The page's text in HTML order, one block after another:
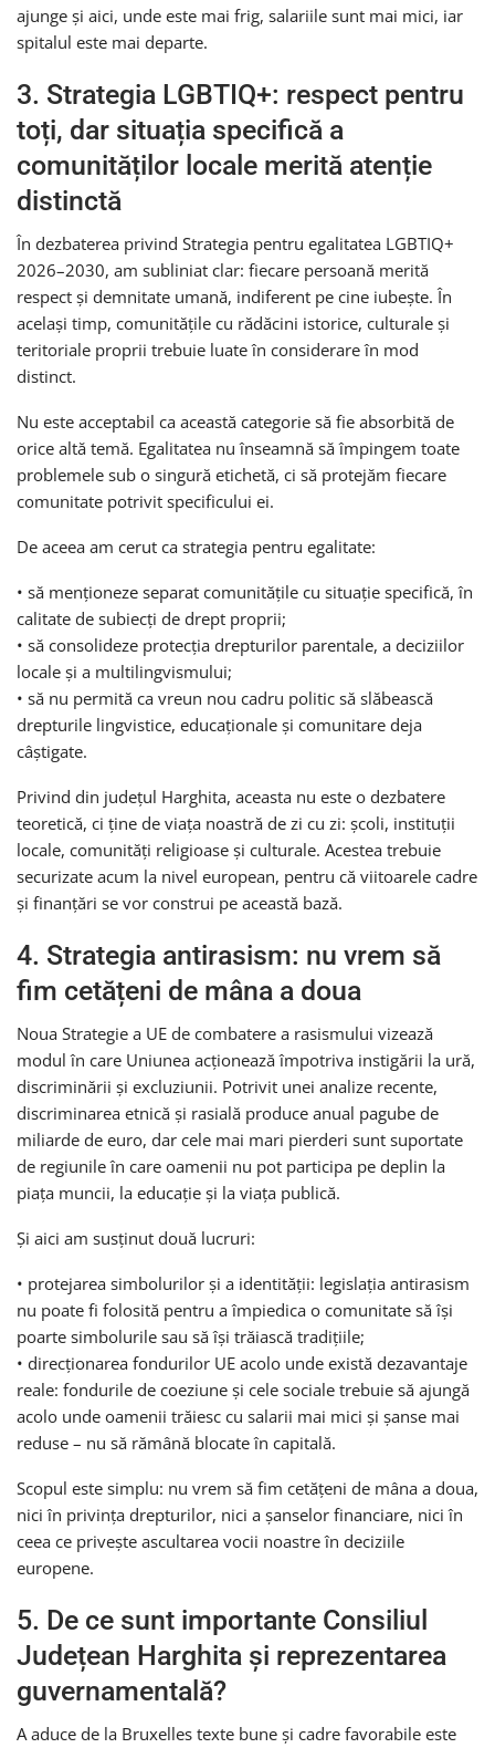
ajunge și aici, unde este mai frig, salariile sunt mai mici, iar
spitalul este mai departe.
3. Strategia LGBTIQ+: respect pentru
toți, dar situația specifică a
comunităților locale merită atenție
distinctă
În dezbaterea privind Strategia pentru egalitatea LGBTIQ+
2026–2030, am subliniat clar: fiecare persoană merită
respect și demnitate umană, indiferent pe cine iubește. În
același timp, comunitățile cu rădăcini istorice, culturale și
teritoriale proprii trebuie luate în considerare în mod
distinct.
Nu este acceptabil ca această categorie să fie absorbită de
orice altă temă. Egalitatea nu înseamnă să împingem toate
problemele sub o singură etichetă, ci să protejăm fiecare
comunitate potrivit specificului ei.
De aceea am cerut ca strategia pentru egalitate:
• să menționeze separat comunitățile cu situație specifică, în
calitate de subiecți de drept proprii;
• să consolideze protecția drepturilor parentale, a deciziilor
locale și a multilingvismului;
• să nu permită ca vreun nou cadru politic să slăbească
drepturile lingvistice, educaționale și comunitare deja
câștigate.
Privind din județul Harghita, aceasta nu este o dezbatere
teoretică, ci ține de viața noastră de zi cu zi: școli, instituții
locale, comunități religioase și culturale. Acestea trebuie
securizate acum la nivel european, pentru că viitoarele cadre
și finanțări se vor construi pe această bază.
4. Strategia antirasism: nu vrem să
fim cetățeni de mâna a doua
Noua Strategie a UE de combatere a rasismului vizează
modul în care Uniunea acționează împotriva instigării la ură,
discriminării și excluziunii. Potrivit unei analize recente,
discriminarea etnică și rasială produce anual pagube de
miliarde de euro, dar cele mai mari pierderi sunt suportate
de regiunile în care oamenii nu pot participa pe deplin la
piața muncii, la educație și la viața publică.
Și aici am susținut două lucruri:
• protejarea simbolurilor și a identității: legislația antirasism
nu poate fi folosită pentru a împiedica o comunitate să își
poarte simbolurile sau să își trăiască tradițiile;
• direcționarea fondurilor UE acolo unde există dezavantaje
reale: fondurile de coeziune și cele sociale trebuie să ajungă
acolo unde oamenii trăiesc cu salarii mai mici și șanse mai
reduse – nu să rămână blocate în capitală.
Scopul este simplu: nu vrem să fim cetățeni de mâna a doua,
nici în privința drepturilor, nici a șanselor financiare, nici în
ceea ce privește ascultarea vocii noastre în deciziile
europene.
5. De ce sunt importante Consiliul
Județean Harghita și reprezentarea
guvernamentală?
A aduce de la Bruxelles texte bune și cadre favorabile este